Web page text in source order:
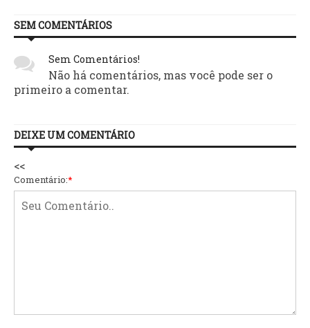
SEM COMENTÁRIOS
Sem Comentários!
Não há comentários, mas você pode ser o
primeiro a comentar.
DEIXE UM COMENTÁRIO
<<
Comentário:*